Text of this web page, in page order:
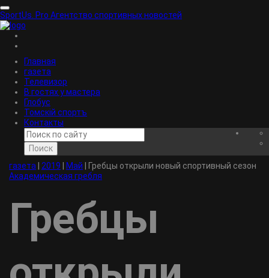
SportUs. Pro Агентство спортивных новостей
Главная
газета
Телевизор
В гостях у мастера
Глобус
Томскiй спортъ
Контакты
Поиск
газета
2019 Май
Гребцы открыли новый спортивный сезон
Академическая гребля
Гребцы